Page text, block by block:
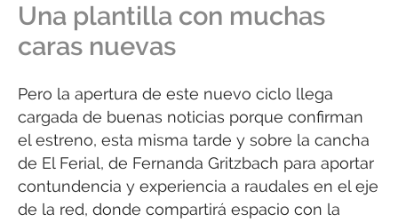
Una plantilla con muchas
caras nuevas
Pero la apertura de este nuevo ciclo llega
cargada de buenas noticias porque confirman
el estreno, esta misma tarde y sobre la cancha
de El Ferial, de Fernanda Gritzbach para aportar
contundencia y experiencia a raudales en el eje
de la red, donde compartirá espacio con la